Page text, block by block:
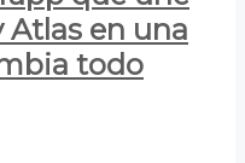
Atlas en una
todo